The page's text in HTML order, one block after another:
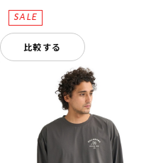
比較する